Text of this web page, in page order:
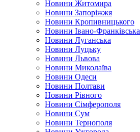
Новини Житомира
Новини Запоріжжя
Новини Кропивницького
Новини Івано-Франківська
Новини Луганська
Новини Луцьку
Новини Львова
Новини Миколаїва
Новини Одеси
Новини Полтави
Новини Рівного
Новини Сімферополя
Новини Сум
Новини Тернополя